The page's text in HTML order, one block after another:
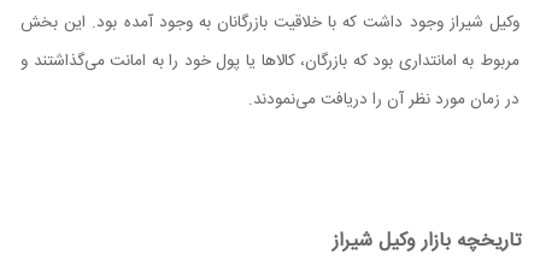
وکیل شیراز وجود داشت که با خلاقیت بازرگانان به وجود آمده بود. این بخش
مربوط به امانتداری بود که بازرگان، کالا‌ها یا پول خود را به امانت می‌گذاشتند و
در زمان مورد نظر آن را دریافت می‌نمودند.
تاریخچه بازار وکیل شیراز